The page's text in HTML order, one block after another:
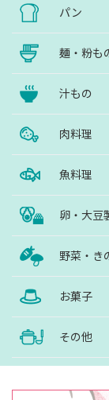
パン
麺・粉も
汁もの
肉料理
魚料理
卵・大豆
野菜・き
お菓子
その他